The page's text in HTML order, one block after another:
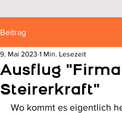
Beitrag
Ausflug "Firma
Steirerkraft"
9. Mai 2023 1 Min. Lesezeit
Wo kommt es eigentlich